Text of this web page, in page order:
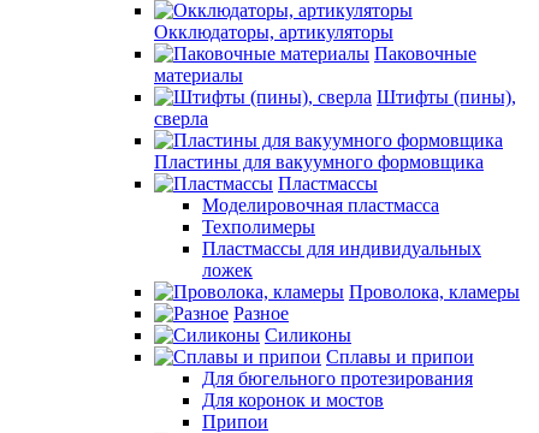
Окклюдаторы, артикуляторы
Паковочные
материалы
Штифты (пины),
сверла
Пластины для вакуумного формовщика
Пластмассы
Моделировочная пластмасса
Техполимеры
Пластмассы для индивидуальных
ложек
Проволока, кламеры
Разное
Силиконы
Сплавы и припои
Для бюгельного протезирования
Для коронок и мостов
Припои